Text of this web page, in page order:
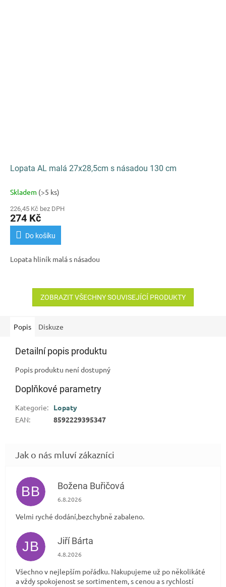
Lopata AL malá 27x28,5cm s násadou 130 cm
Skladem (>5 ks)
226,45 Kč bez DPH
274 Kč
Do košíku
Lopata hliník malá s násadou
ZOBRAZIT VŠECHNY SOUVISEJÍCÍ PRODUKTY
Popis Diskuze
Detailní popis produktu
Popis produktu není dostupný
Doplňkové parametry
Kategorie:
Lopaty
EAN: 8592229395347
BB Božena Buřičová
Hodnocení obchodu je 5 z 5 hvězdiček.
6.8.2026
Velmi ryché dodání,bezchybně zabaleno.
JB Jiří Bárta
Hodnocení obchodu je 5 z 5 hvězdiček.
4.8.2026
Všechno v nejlepším pořádku. Nakupujeme už po několikáté
a vždy spokojenost se sortimentem, s cenou a s rychlostí